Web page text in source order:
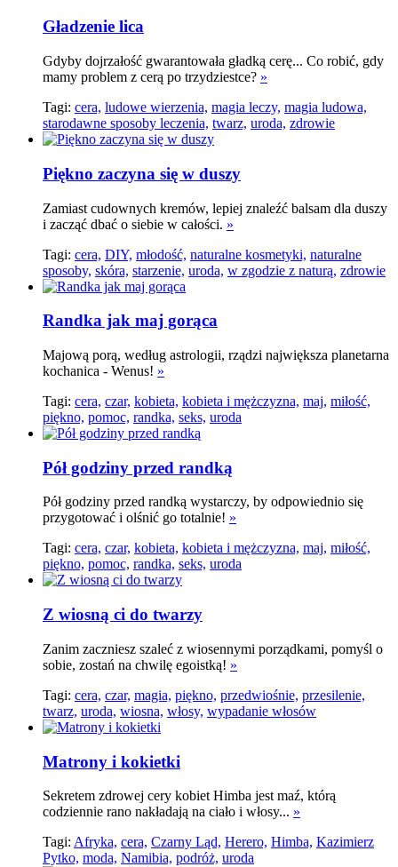
Gładzenie lica
Gdyby dojrzałość gwarantowała gładką cerę... Co robić, gdy
mamy problem z cerą po trzydziestce? »
Tagi: cera, ludowe wierzenia, magia leczy, magia ludowa,
starodawne sposoby leczenia, twarz, uroda, zdrowie
Piękno zaczyna się w duszy
Zamiast cudownych kremów, lepiej znaleźć balsam dla duszy
i zacząć dbać o siebie w całości. »
Tagi: cera, DIY, młodość, naturalne kosmetyki, naturalne
sposoby, skóra, starzenie, uroda, w zgodzie z naturą, zdrowie
Randka jak maj gorąca
Majową porą, według astrologii, rządzi największa planetarna
kochanica - Wenus! »
Tagi: cera, czar, kobieta, kobieta i mężczyzna, maj, miłość,
piękno, pomoc, randka, seks, uroda
Pół godziny przed randką
Pół godziny przed randką wystarczy, by odpowiednio się
przygotować i olśnić go totalnie! »
Tagi: cera, czar, kobieta, kobieta i mężczyzna, maj, miłość,
piękno, pomoc, randka, seks, uroda
Z wiosną ci do twarzy
Zanim zaczniesz szaleć z wiosennymi porządkami, pomyśl o
sobie, zostań na chwilę egoistką! »
Tagi: cera, czar, magia, piękno, przedwiośnie, przesilenie,
twarz, uroda, wiosna, włosy, wypadanie włosów
Matrony i kokietki
Sekretem zdrowej cery kobiet Himba jest maź, którą
codziennie rano nakładają na ciało i włosy... »
Tagi: Afryka, cera, Czarny Ląd, Herero, Himba, Kazimierz
Pytko, moda, Namibia, podróż, uroda